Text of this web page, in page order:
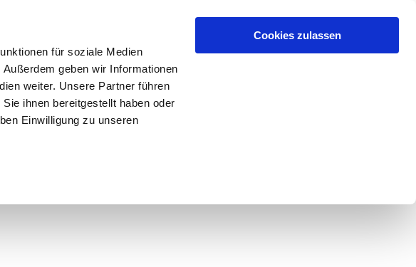
für soziale Medien
geben wir Informationen
weiter. Unsere Partner führen
ihnen bereitgestellt haben oder
Einwilligung zu unseren
Cookies zulassen